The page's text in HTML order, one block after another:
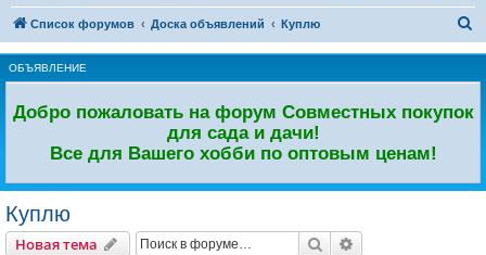
Список форумов Доска объявлений Куплю
ОБЪЯВЛЕНИЕ
Добро пожаловать на форум Совместных покупок
для сада и дачи!
Все для Вашего хобби по оптовым ценам!
Куплю
Новая тема
Новаятема Поиск